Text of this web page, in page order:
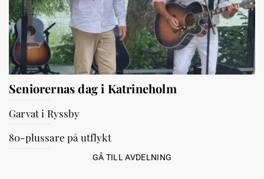
Seniorernas dag i Katrineholm
Garvat i Ryssby
80-plussare på utflykt
GÅ TILL AVDELNING